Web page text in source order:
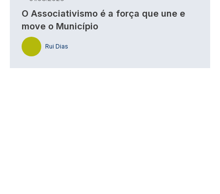
O Associativismo é a força que une e
move o Município
Rui Dias